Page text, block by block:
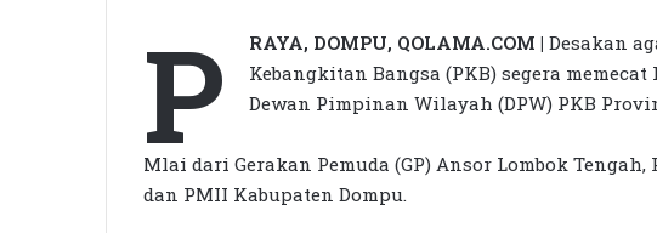
P RAYA, DOMPU, QOLAMA.COM | Desakan
Kebangkitan Bangsa (PKB) segera
Dewan Pimpinan Wilayah (DPW) PKB
Mlai dari Gerakan Pemuda (GP) Ansor Lombok Tengah,
dan PMII Kabupaten Dompu.